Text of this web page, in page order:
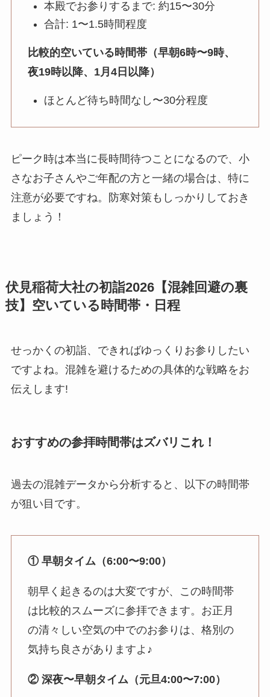
本殿でお参りするまで: 約15〜30分
合計: 1〜1.5時間程度
比較的空いている時間帯（早朝6時〜9時、
夜19時以降、1月4日以降）
ほとんど待ち時間なし〜30分程度
ピーク時は本当に長時間待つことになるので、小
さなお子さんやご年配の方と一緒の場合は、特に
注意が必要ですね。防寒対策もしっかりしておき
ましょう！
伏見稲荷大社の初詣2026【混雑回避の裏
技】空いている時間帯・日程
せっかくの初詣、できればゆっくりお参りしたい
ですよね。混雑を避けるための具体的な戦略をお
伝えします!
おすすめの参拝時間帯はズバリこれ！
過去の混雑データから分析すると、以下の時間帯
が狙い目です。
① 早朝タイム（6:00〜9:00）
朝早く起きるのは大変ですが、この時間帯
は比較的スムーズに参拝できます。お正月
の清々しい空気の中でのお参りは、格別の
気持ち良さがありますよ♪
② 深夜〜早朝タイム（元旦4:00〜7:00）